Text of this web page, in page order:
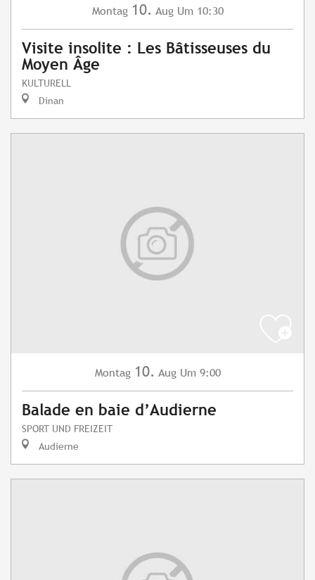
Montag 10. Aug Um 10:30
Visite insolite : Les Bâtisseuses du
Moyen Âge
KULTURELL
Dinan
Montag 10. Aug Um 9:00
Balade en baie d’Audierne
SPORT UND FREIZEIT
Audierne